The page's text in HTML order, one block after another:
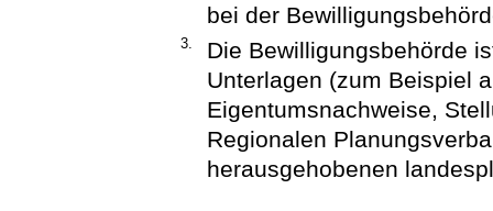
bei der
3.
Die Bewilligungsbehörde
Unterlagen (zum Beispiel
Eigentumsnachweise,
Regionalen
herausgehobenen